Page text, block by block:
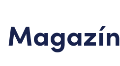
Magazín